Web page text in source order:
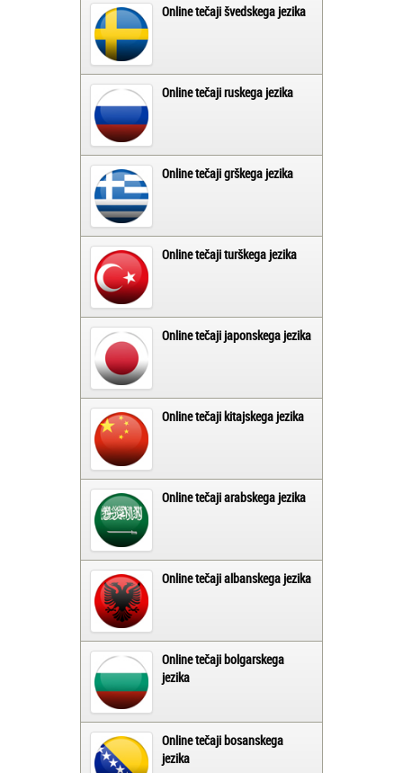
Online tečaji švedskega jezika
Online tečaji ruskega jezika
Online tečaji grškega jezika
Online tečaji turškega jezika
Online tečaji japonskega jezika
Online tečaji kitajskega jezika
Online tečaji arabskega jezika
Online tečaji albanskega jezika
Online tečaji bolgarskega
jezika
Online tečaji bosanskega
jezika